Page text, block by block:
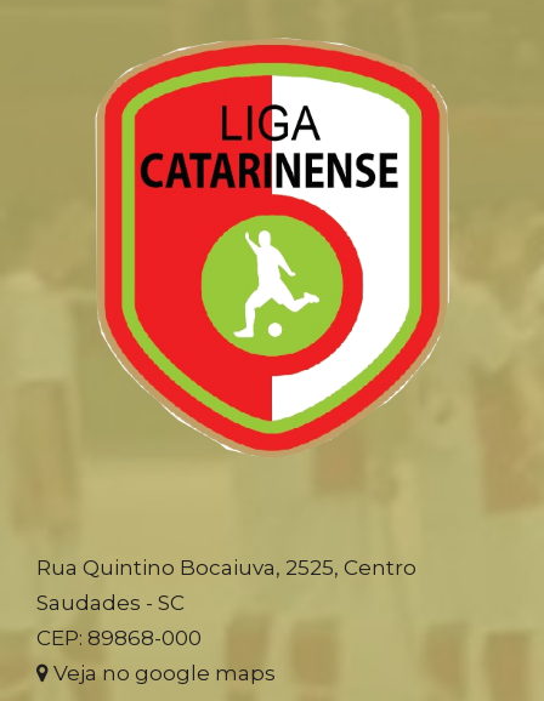
Rua Quintino Bocaiuva, 2525, Centro
Saudades - SC
CEP: 89868-000
Veja no google maps